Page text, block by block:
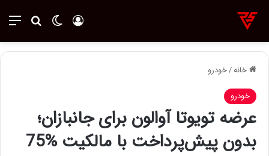
تغییر پوسته ورود
خانه/خودرو
خودرو
عرضه تویوتا آوالون برای جانبازان؛
بدون پیش‌پرداخت با مالکیت %75